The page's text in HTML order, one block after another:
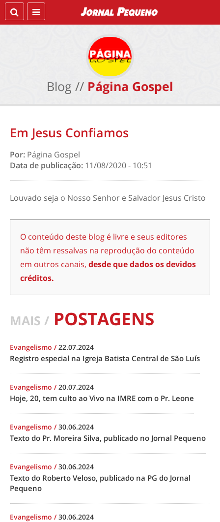
Blog // Página Gospel
Em Jesus Confiamos
Por: Página Gospel
Data de publicação: 11/08/2020 - 10:51
Louvado seja o Nosso Senhor e Salvador Jesus Cristo
O conteúdo deste blog é livre e seus editores
não têm ressalvas na reprodução do conteúdo
em outros canais, desde que dados os devidos
créditos.
MAIS / POSTAGENS
Evangelismo /22.07.2024
Registro especial na Igreja Batista Central de São Luís
Evangelismo /20.07.2024
Hoje, 20, tem culto ao Vivo na IMRE com o Pr. Leone
Evangelismo /30.06.2024
Texto do Pr. Moreira Silva, publicado no Jornal Pequeno
Evangelismo /30.06.2024
Texto do Roberto Veloso, publicado na PG do Jornal
Pequeno
Evangelismo /30.06.2024